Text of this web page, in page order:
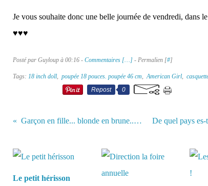
Je vous souhaite donc une belle journée de vendredi, dans
♥♥♥
Posté par Guyloup à 00:16 - Commentaires […] - Permalien [#]
Tags: 18 inch doll, poupée 18 pouces. poupée 46 cm,American Girl,
Repost
0
Garçon en fille... blonde en brune... ??
Le petit hérisson